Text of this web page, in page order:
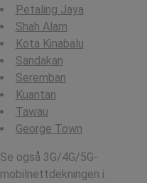
Petaling Jaya
Shah Alam
Kota Kinabalu
Sandakan
Seremban
Kuantan
Tawau
George Town
Se også 3G/4G/5G-
mobilnettdekningen i